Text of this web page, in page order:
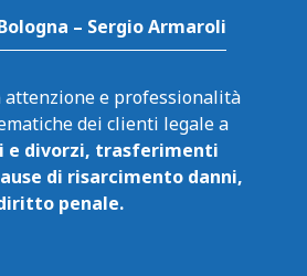
– Sergio Armaroli
attenzione e professionalità
e divorzi, trasferimenti
di risarcimento danni,
penale.